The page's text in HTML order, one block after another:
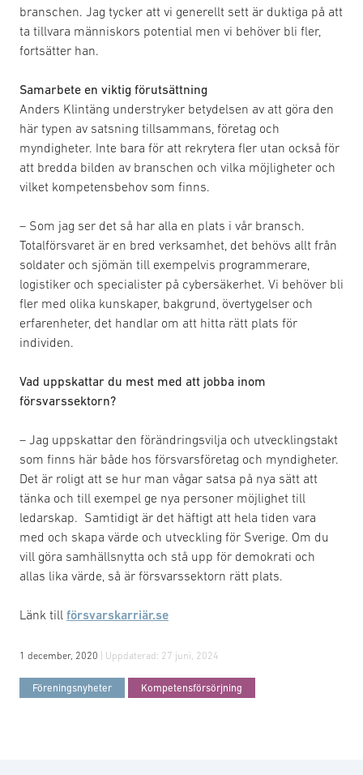
branschen. Jag tycker att vi generellt sett är duktiga på att
ta tillvara människors potential men vi behöver bli fler,
fortsätter han.
Samarbete en viktig förutsättning
Anders Klintäng understryker betydelsen av att göra den
här typen av satsning tillsammans, företag och
myndigheter. Inte bara för att rekrytera fler utan också för
att bredda bilden av branschen och vilka möjligheter och
vilket kompetensbehov som finns.
– Som jag ser det så har alla en plats i vår bransch.
Totalförsvaret är en bred verksamhet, det behövs allt från
soldater och sjömän till exempelvis programmerare,
logistiker och specialister på cybersäkerhet. Vi behöver bli
fler med olika kunskaper, bakgrund, övertygelser och
erfarenheter, det handlar om att hitta rätt plats för
individen.
Vad uppskattar du mest med att jobba inom
försvarssektorn?
– Jag uppskattar den förändringsvilja och utvecklingstakt
som finns här både hos försvarsföretag och myndigheter.
Det är roligt att se hur man vågar satsa på nya sätt att
tänka och till exempel ge nya personer möjlighet till
ledarskap. Samtidigt är det häftigt att hela tiden vara
med och skapa värde och utveckling för Sverige. Om du
vill göra samhällsnytta och stå upp för demokrati och
allas lika värde, så är försvarssektorn rätt plats.
Länk till försvarskarriär.se
1 december, 2020 | Uppdaterad: 27 juni, 2024
Föreningsnyheter Kompetensförsörjning